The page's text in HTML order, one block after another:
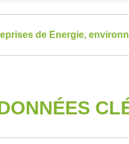
de Energie,